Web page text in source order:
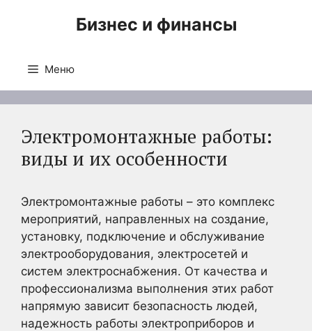
Бизнес и финансы
Меню
Электромонтажные работы:
виды и их особенности
Электромонтажные работы – это комплекс
мероприятий, направленных на создание,
установку, подключение и обслуживание
электрооборудования, электросетей и
систем электроснабжения. От качества и
профессионализма выполнения этих работ
напрямую зависит безопасность людей,
надежность работы электроприборов и